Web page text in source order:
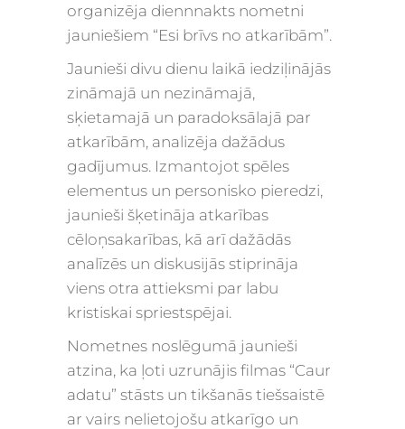
organizēja diennnakts nometni
jauniešiem “Esi brīvs no atkarībām”.
Jaunieši divu dienu laikā iedziļinājās
zināmajā un nezināmajā,
sķietamajā un paradoksālajā par
atkarībām, analizēja dažādus
gadījumus. Izmantojot spēles
elementus un personisko pieredzi,
jaunieši šķetināja atkarības
cēloņsakarības, kā arī dažādās
analīzēs un diskusijās stiprināja
viens otra attieksmi par labu
kristiskai spriestspējai.
Nometnes noslēgumā jaunieši
atzina, ka ļoti uzrunājis filmas “Caur
adatu” stāsts un tikšanās tiešsaistē
ar vairs nelietojošu atkarīgo un